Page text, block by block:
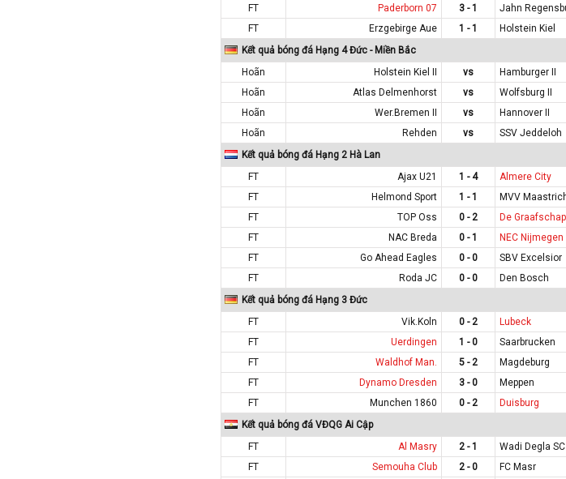
FT
Paderborn 07 3 - 1 Jahn
FT
Erzgebirge Aue 1 - 1 Holstein Kiel
Kết quả bóng đá Hạng 4 Đức - Miền Bắc
Hoãn
Holstein Kiel II vs Hamburger II
Hoãn
Atlas Delmenhorst vs Wolfsburg II
Hoãn
Wer.Bremen II vs Hannover II
Hoãn
Rehden vs SSV Jeddeloh
Kết quả bóng đá Hạng 2 Hà Lan
FT
Ajax U21 1 - 4 Almere City
FT
Helmond Sport 1 - 1 MVV
FT
TOP Oss 0 - 2 De Graafschap
FT
NAC Breda 0 - 1 NEC Nijmegen
FT
Go Ahead Eagles 0 - 0 SBV Excelsior
FT
Roda JC 0 - 0 Den Bosch
Kết quả bóng đá Hạng 3 Đức
FT
Vik.Koln 0 - 2 Lubeck
FT
Uerdingen 1 - 0 Saarbrucken
FT
Waldhof Man. 5 - 2 Magdeburg
FT
Dynamo Dresden 3 - 0 Meppen
FT
Munchen 1860 0 - 2 Duisburg
Kết quả bóng đá VĐQG Ai Cập
FT
Al Masry 2 - 1 Wadi Degla SC
FT
Semouha Club 2 - 0 FC Masr